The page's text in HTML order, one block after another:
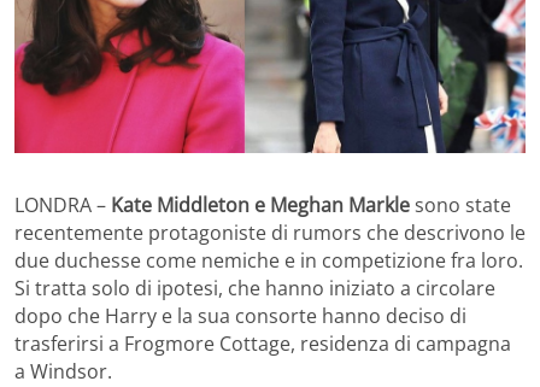
LONDRA – Kate Middleton e Meghan Marklesono state
recentemente protagoniste di rumors che descrivono le
due duchesse come nemiche e in competizione fra loro.
Si tratta solo di ipotesi, che hanno iniziato a circolare
dopo che Harry e la sua consorte hanno deciso di
trasferirsi a Frogmore Cottage, residenza di campagna
a Windsor.